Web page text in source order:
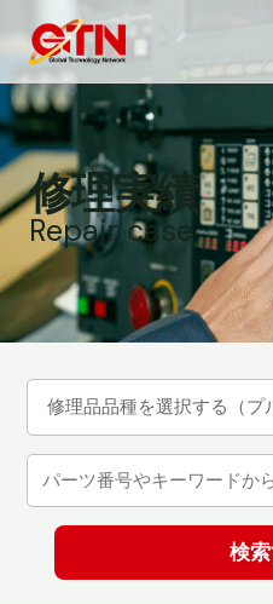
ス
キ
ッ
プ 修理実績
Repair case